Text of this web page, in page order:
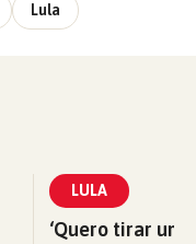
Lula
LULA
‘Quero tirar